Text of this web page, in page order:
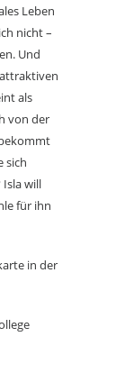
Leben
nicht –
Und
als
von der
sich
will
für ihn
in der